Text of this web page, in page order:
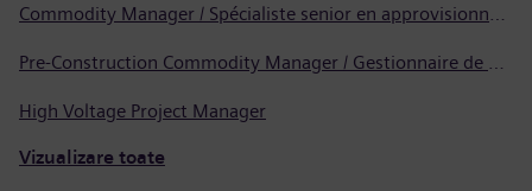
Commodity Manager / Spécialiste senior en approvisionnement
Pre-Construction Commodity Manager / Gestionnaire de produits avant la construction
High Voltage Project Manager
Vizualizare toate